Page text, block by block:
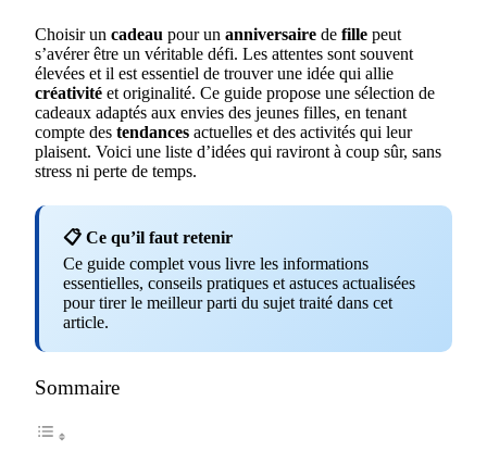
Choisir un cadeau pour un anniversaire de fille peut
s’avérer être un véritable défi. Les attentes sont souvent
élevées et il est essentiel de trouver une idée qui allie
créativité et originalité. Ce guide propose une sélection de
cadeaux adaptés aux envies des jeunes filles, en tenant
compte des tendances actuelles et des activités qui leur
plaisent. Voici une liste d’idées qui raviront à coup sûr, sans
stress ni perte de temps.
📋 Ce qu’il faut retenir
Ce guide complet vous livre les informations
essentielles, conseils pratiques et astuces actualisées
pour tirer le meilleur parti du sujet traité dans cet
article.
Sommaire